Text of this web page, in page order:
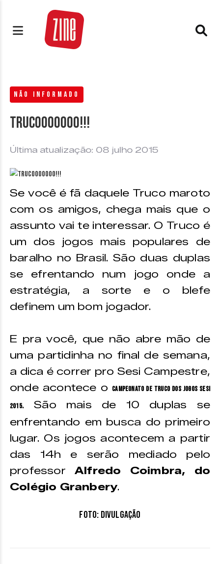
NÃO INFORMADO
Trucooooooo!!!
Última atualização: 08 julho 2015
Se você é fã daquele Truco maroto
com os amigos, chega mais que o
assunto vai te interessar. O Truco é
um dos jogos mais populares de
baralho no Brasil. São duas duplas
se efrentando num jogo onde a
estratégia, a sorte e o blefe
definem um bom jogador.
E pra você, que não abre mão de
uma partidinha no final de semana,
a dica é correr pro Sesi Campestre,
onde acontece o campeonato de truco dos Jogos Sesi
2015. São mais de 10 duplas se
enfrentando em busca do primeiro
lugar. Os jogos acontecem a partir
das 14h e serão mediado pelo
professorAlfredo Coimbra, do
Colégio Granbery.
Foto: Divulgação